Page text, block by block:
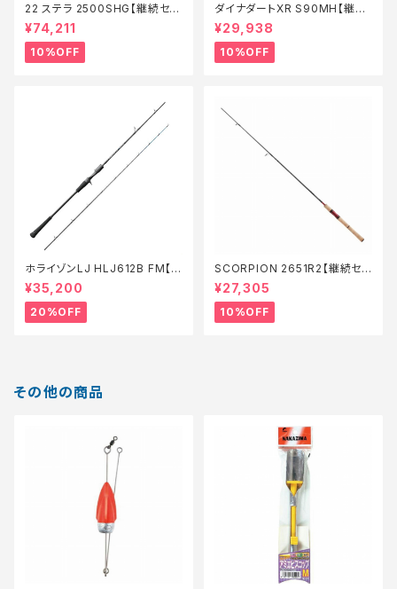
22 ステラ 2500SHG【継続セー
ル_リール】【10】
¥74,211
10%OFF
ダイナダートXR S90MH【継続
セール_ロッド】【10】
¥29,938
10%OFF
ホライゾンLJ HLJ612B FM【特
価ロッド】【20】
¥35,200
20%OFF
SCORPION 2651R2【継続セ
ール_ロッド】【10】
¥27,305
10%OFF
その他の商品